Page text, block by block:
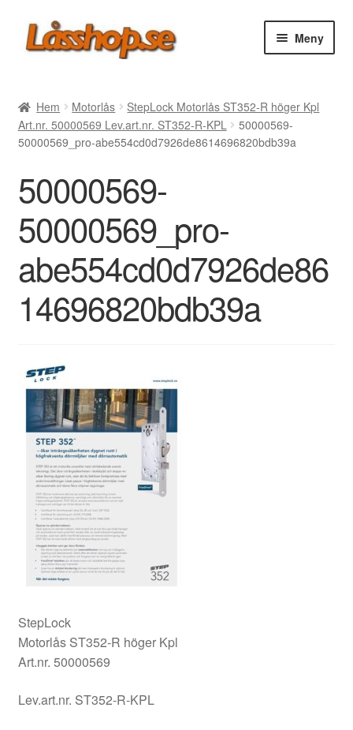
Hoppa
till
Hoppa
till
Meny
Rea
Villkor
Vanliga frågor
Forum/Manualer/Råd
Support
Hem Motorlås
StepLock Motorlås ST352-R höger Kpl
Art.nr. 50000569 Lev.art.nr. ST352-R-KPL
50000569-
50000569_pro-abe554cd0d7926de8614696820bdb39a
50000569-
50000569_pro-
abe554cd0d7926de86
14696820bdb39a
StepLock
Motorlås ST352-R höger Kpl
Art.nr. 50000569
Lev.art.nr. ST352-R-KPL